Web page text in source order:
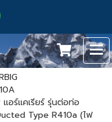
อร์แคเรียร์ รุ่นต่อท่อ
Type R410a (ไฟ